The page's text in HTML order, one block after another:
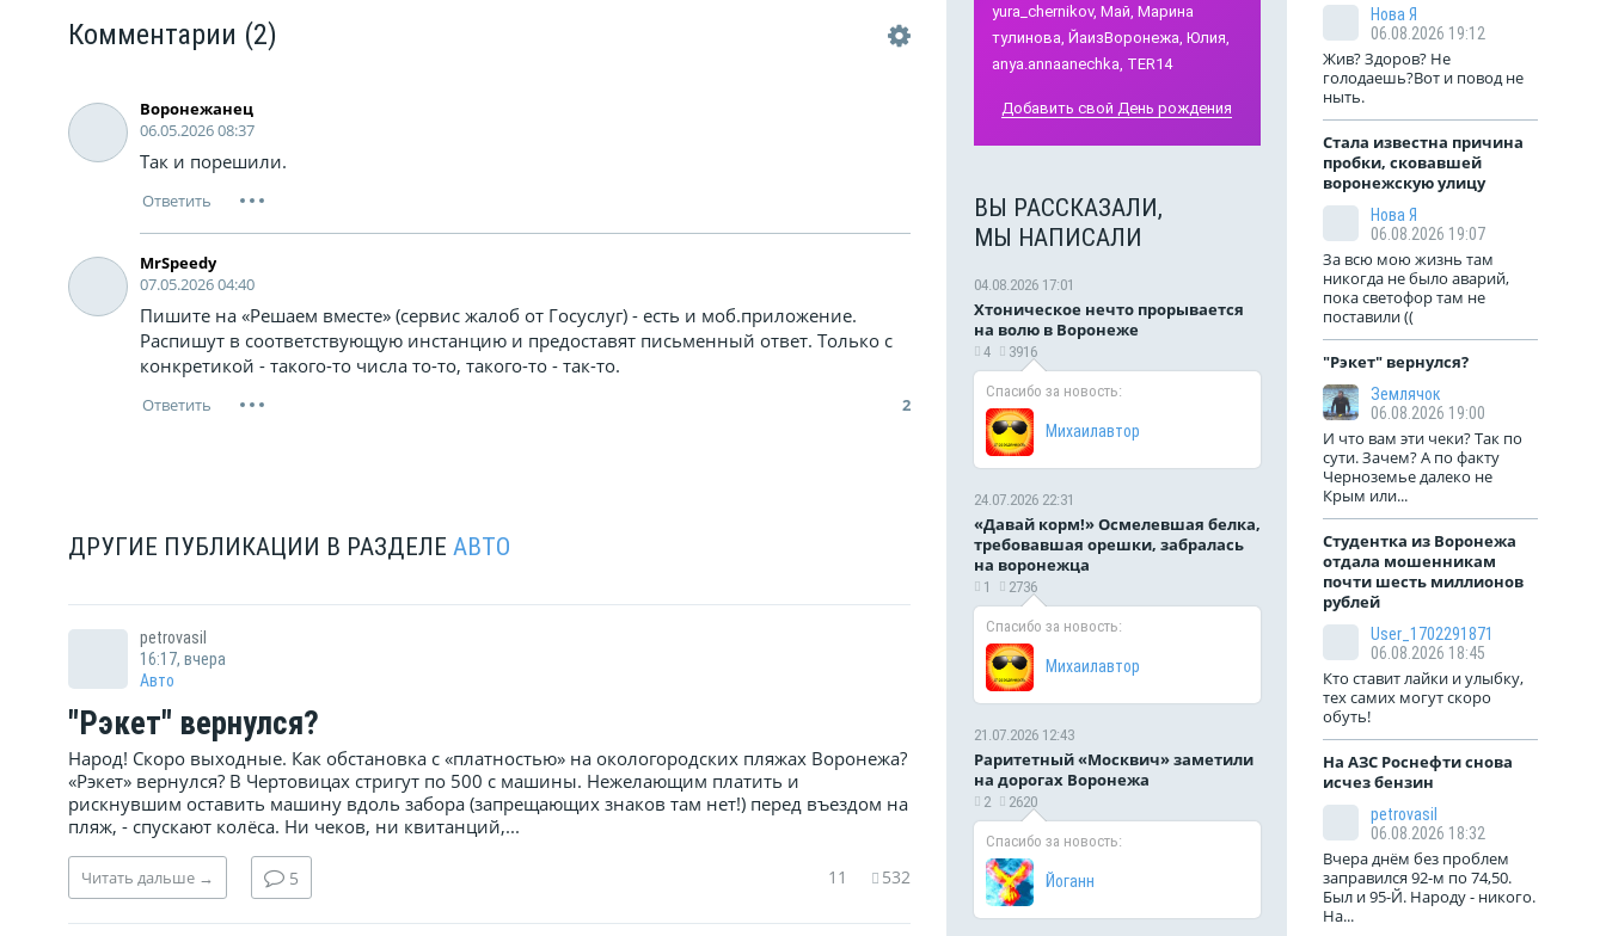
Комментарии (2)
Воронежанец
06.05.2026 08:37
Так и порешили.
MrSpeedy
07.05.2026 04:40
Пишите на «Решаем вместе» (сервис жалоб от Госуслуг) - есть и моб.приложение.
Распишут в соответствующую инстанцию и предоставят письменный ответ. Только с
конкретикой - такого-то числа то-то, такого-то - так-то.
2
ДРУГИЕ ПУБЛИКАЦИИ В РАЗДЕЛЕ АВТО
petrovasil
16:17, вчера
Авто
"Рэкет" вернулся?
Народ! Скоро выходные. Как обстановка с «платностью» на окологородских пляжах Воронежа?
«Рэкет» вернулся? В Чертовицах стригут по 500 с машины. Нежелающим платить и
рискнувшим оставить машину вдоль забора (запрещающих знаков там нет!) перед въездом на
пляж, - спускают колёса. Ни чеков, ни квитанций,...
Читать дальше → 5 11 532
yura_chernikov, Май, Марина
тулинова, ЙаизВоронежа, Юлия,
anya.annaanechka, TER14
Добавить свой День рождения
ВЫ РАССКАЗАЛИ,
МЫ НАПИСАЛИ
04.08.2026 17:01
Хтоническое нечто прорывается
на волю в Воронеже
4 3916
Спасибо за новость:
Михаилавтор
24.07.2026 22:31
«Давай корм!» Осмелевшая белка,
требовавшая орешки, забралась
на воронежца
1 2736
Спасибо за новость:
Михаилавтор
21.07.2026 12:43
Раритетный «Москвич» заметили
на дорогах Воронежа
2 2620
Спасибо за новость:
Йоганн
Нова Я
06.08.2026 19:12
Жив? Здоров? Не
голодаешь?Вот и повод не
ныть.
Стала известна причина
пробки, сковавшей
воронежскую улицу
Нова Я
06.08.2026 19:07
За всю мою жизнь там
никогда не было аварий,
пока светофор там не
поставили ((
"Рэкет" вернулся?
Землячок
06.08.2026 19:00
И что вам эти чеки? Так по
сути. Зачем? А по факту
Черноземье далеко не
Крым или...
Студентка из Воронежа
отдала мошенникам
почти шесть миллионов
рублей
User_1702291871
06.08.2026 18:45
Кто ставит лайки и улыбку,
тех самих могут скоро
обуть!
На АЗС Роснефти снова
исчез бензин
petrovasil
06.08.2026 18:32
Вчера днём без проблем
заправился 92-м по 74,50.
Был и 95-Й. Народу - никого.
На...